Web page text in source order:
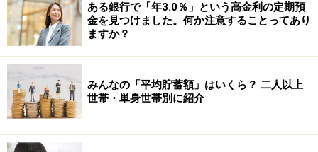
ある銀行で「年3.0％」という高金利の定期預
金を見つけました。何か注意することってあり
ますか？
みんなの「平均貯蓄額」はいくら？ 二人以上
世帯・単身世帯別に紹介